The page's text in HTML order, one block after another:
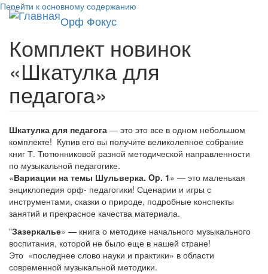
Перейти к основному содержанию
Орф Фокус
Комплект новинок
«Шкатулка для
педагога»
Шкатулка для педагога — это это все в одном небольшом
комплекте! Купив его вы получите великолепное собрание
книг Т. Тютюнниковой разной методической направленности
по музыкальной педагогике.
«Вариации на темы Шульверка. Op. 1» — это маленькая
энциклопедия орф- педагогики! Сценарии и игры с
инструментами, сказки о природе, подробные конспекты
занятий и прекрасное качества материала.
"Зазеркалье» — книга о методике начального музыкального
воспитания, которой не было еще в нашей стране!
Это «последнее слово науки и практики» в области
современной музыкальной методики.